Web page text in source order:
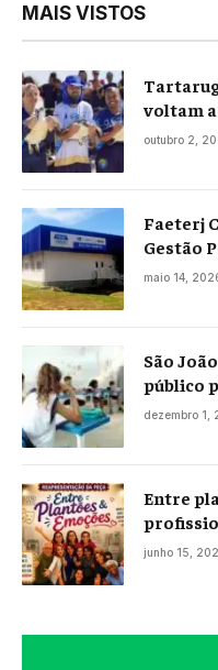
MAIS VISTOS
voltam
Praia
outubro 2,
Faeterj
Gestão
maio 14,
São
público
projeto
dezembro 1,
Entre
histórias
junho 15,